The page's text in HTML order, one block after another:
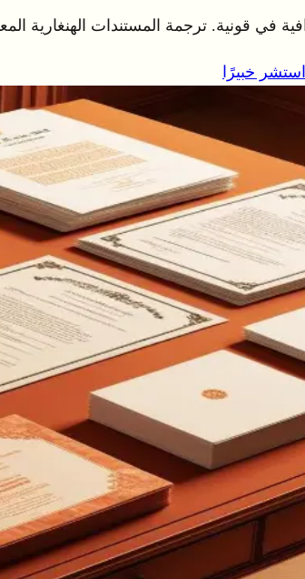
في قونية. ترجمة المستندات الهنغارية
استشر خبيرًا